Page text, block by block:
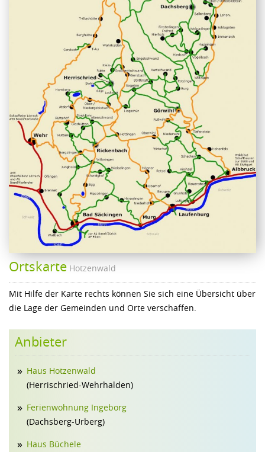
FREIZEIT
SPORT
FAMILIE
GEWERBE
Ortskarte Hotzenwald
Mit Hilfe der Karte rechts können Sie sich eine Übersicht über
die Lage der Gemeinden und Orte verschaffen.
Anbieter
Haus Hotzenwald
(Herrischried-Wehrhalden)
Ferienwohnung Ingeborg
(Dachsberg-Urberg)
Haus Büchele